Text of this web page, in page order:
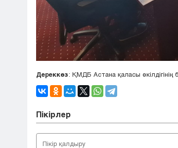
Дереккөз: ҚМДБ Астана қаласы өкілдігінің
Пікірлер